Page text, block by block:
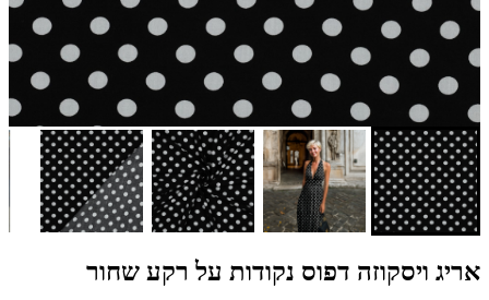
אריג ויסקוזה דפוס נקודות על רקע שחור